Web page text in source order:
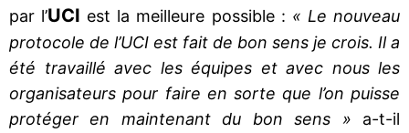
par l’UCI est la meilleure possible : « Le nouveau
protocole de l’UCI est fait de bon sens je crois. Il a
été travaillé avec les équipes et avec nous les
organisateurs pour faire en sorte que l’on puisse
protéger en maintenant du bon sens » a-t-il